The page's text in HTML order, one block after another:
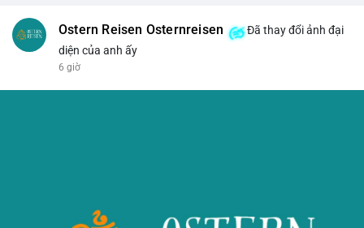
Ostern Reisen Osternreisen
Đã thay đổi ảnh đại
diện của anh ấy
6 giờ